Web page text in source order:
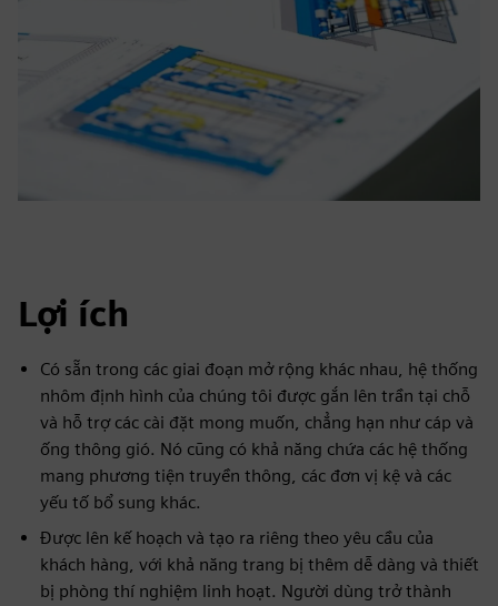
Lợi ích
Có sẵn trong các giai đoạn mở rộng khác nhau, hệ thống
nhôm định hình của chúng tôi được gắn lên trần tại chỗ
và hỗ trợ các cài đặt mong muốn, chẳng hạn như cáp và
ống thông gió. Nó cũng có khả năng chứa các hệ thống
mang phương tiện truyền thông, các đơn vị kệ và các
yếu tố bổ sung khác.
Được lên kế hoạch và tạo ra riêng theo yêu cầu của
khách hàng, với khả năng trang bị thêm dễ dàng và thiết
bị phòng thí nghiệm linh hoạt. Người dùng trở thành